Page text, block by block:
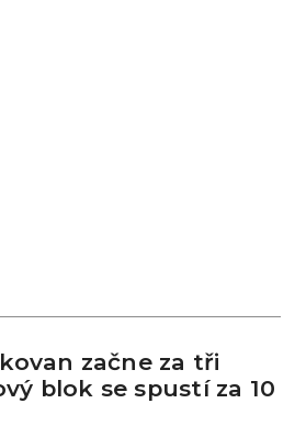
začne za tři
blok se spustí za 10